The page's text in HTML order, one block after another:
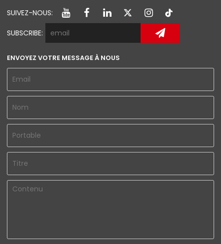
SUIVEZ-NOUS:
SUBSCRIBE:
ENVOYEZ VOTRE MESSAGE À NOUS